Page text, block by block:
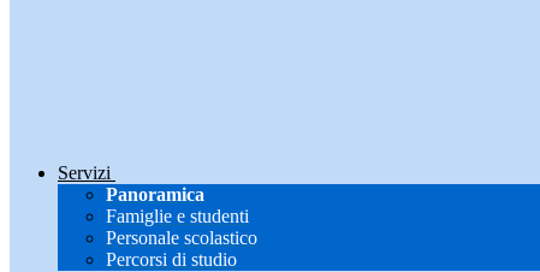
Servizi
Panoramica
Famiglie e studenti
Personale scolastico
Percorsi di studio